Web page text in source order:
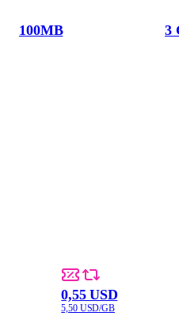
100MB 3
0,55 USD
5,50 USD/GB